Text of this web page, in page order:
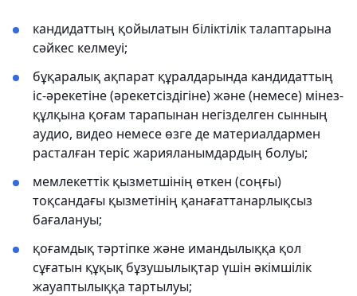
кандидаттың қойылатын біліктілік талаптарына
сәйкес келмеуі;
бұқаралық ақпарат құралдарында кандидаттың
іс-әрекетіне (әрекетсіздігіне) және (немесе) мінез-
құлқына қоғам тарапынан негізделген сынның
аудио, видео немесе өзге де материалдармен
расталған теріс жарияланымдардың болуы;
мемлекеттік қызметшінің өткен (соңғы)
тоқсандағы қызметінің қанағаттанарлықсыз
бағалануы;
қоғамдық тәртіпке және имандылыққа қол
сұғатын құқық бұзушылықтар үшін әкімшілік
жауаптылыққа тартылуы;